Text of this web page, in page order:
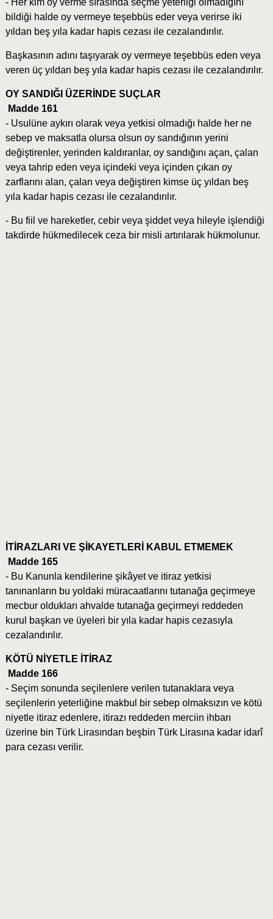
- Her kim oy verme sırasında seçme yeterliği olmadığını
bildiği halde oy vermeye teşebbüs eder veya verirse iki
yıldan beş yıla kadar hapis cezası ile cezalandırılır.
Başkasının adını taşıyarak oy vermeye teşebbüs eden veya
veren üç yıldan beş yıla kadar hapis cezası ile cezalandırılır.
OY SANDIĞI ÜZERİNDE SUÇLAR
Madde 161
- Usulüne aykırı olarak veya yetkisi olmadığı halde her ne
sebep ve maksatla olursa olsun oy sandığının yerini
değiştirenler, yerinden kaldıranlar, oy sandığını açan, çalan
veya tahrip eden veya içindeki veya içinden çıkan oy
zarflarını alan, çalan veya değiştiren kimse üç yıldan beş
yıla kadar hapis cezası ile cezalandırılır.
- Bu fiil ve hareketler, cebir veya şiddet veya hileyle işlendiği
takdirde hükmedilecek ceza bir misli artırılarak hükmolunur.
İTİRAZLARI VE ŞİKAYETLERİ KABUL ETMEMEK
Madde 165
- Bu Kanunla kendilerine şikâyet ve itiraz yetkisi
tanınanların bu yoldaki müracaatlarını tutanağa geçirmeye
mecbur oldukları ahvalde tutanağa geçirmeyi reddeden
kurul başkan ve üyeleri bir yıla kadar hapis cezasıyla
cezalandırılır.
KÖTÜ NİYETLE İTİRAZ
Madde 166
- Seçim sonunda seçilenlere verilen tutanaklara veya
seçilenlerin yeterliğine makbul bir sebep olmaksızın ve kötü
niyetle itiraz edenlere, itirazı reddeden merciin ihbarı
üzerine bin Türk Lirasından beşbin Türk Lirasına kadar idarî
para cezası verilir.